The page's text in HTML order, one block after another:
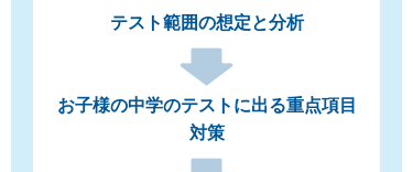
テスト範囲の想定と分析
お子様の中学のテストに出る重点項目
対策